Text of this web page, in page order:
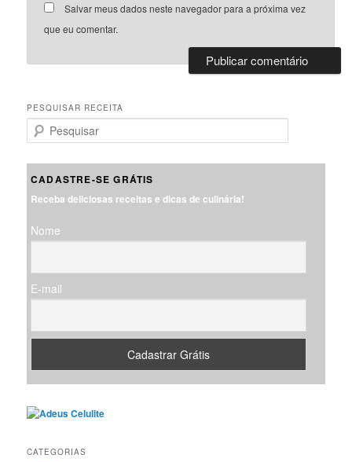
Salvar meus dados neste navegador para a próxima vez
que eu comentar.
PESQUISAR RECEITA
e
u
a
CADASTRE-SE GRÁTIS
Receba deliciosas receitas e dicas de culinária!
Nome
E-mail
CATEGORIAS